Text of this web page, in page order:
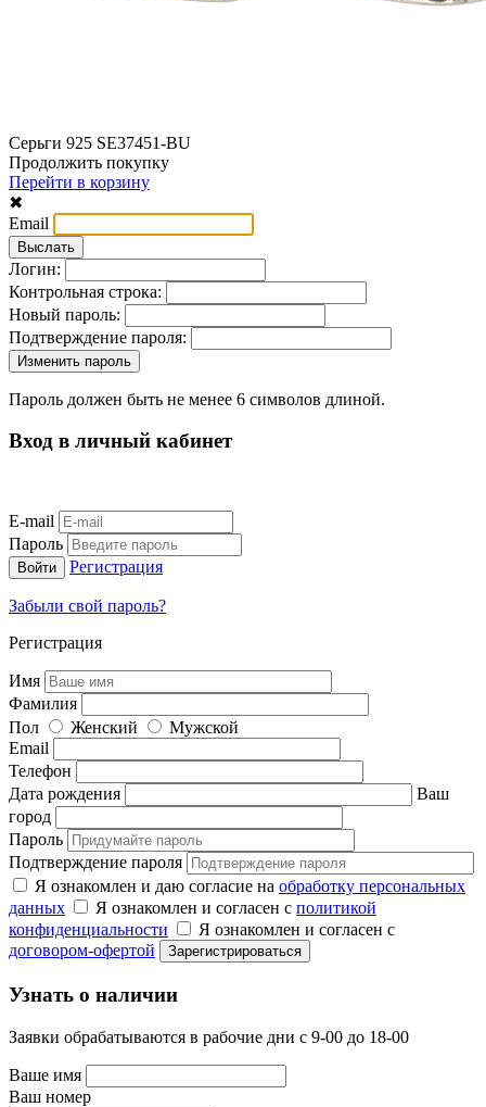
Серьги 925 SE37451-BU
Продолжить покупку
Перейти в корзину
✖
Email
Логин:
Контрольная строка:
Новый пароль:
Подтверждение пароля:
Пароль должен быть не менее 6 символов длиной.
Вход в личный кабинет
E-mail
Пароль
Регистрация
Забыли свой пароль?
Регистрация
Имя
Фамилия
Пол
Женский
Мужской
Email
Телефон
Дата рождения
Ваш
город
Пароль
Подтверждение пароля
Я ознакомлен и даю согласие на обработку персональных
данных
Я ознакомлен и согласен с политикой
конфиденциальности
Я ознакомлен и согласен с
договором-офертой
Узнать о наличии
Заявки обрабатываются в рабочие дни с 9-00 до 18-00
Ваше имя
Ваш номер